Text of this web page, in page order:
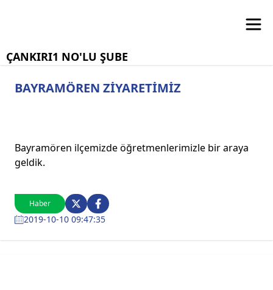
ÇANKIRI1 NO'LU ŞUBE
Haber
2019-10-10 09:47:35
BAYRAMÖREN ZİYARETİMİZ
Bayramören ilçemizde öğretmenlerimizle bir araya
geldik.